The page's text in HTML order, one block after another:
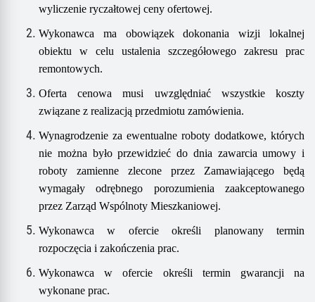
wyliczenie ryczałtowej ceny ofertowej.
Wykonawca ma obowiązek dokonania wizji lokalnej
obiektu w celu ustalenia szczegółowego zakresu prac
remontowych.
Oferta cenowa musi uwzględniać wszystkie koszty
związane z realizacją przedmiotu zamówienia.
Wynagrodzenie za ewentualne roboty dodatkowe, których
nie można było przewidzieć do dnia zawarcia umowy i
roboty zamienne zlecone przez Zamawiającego będą
wymagały odrębnego porozumienia zaakceptowanego
przez Zarząd Wspólnoty Mieszkaniowej.
Wykonawca w ofercie określi planowany termin
rozpoczęcia i zakończenia prac.
Wykonawca w ofercie określi termin gwarancji na
wykonane prac.